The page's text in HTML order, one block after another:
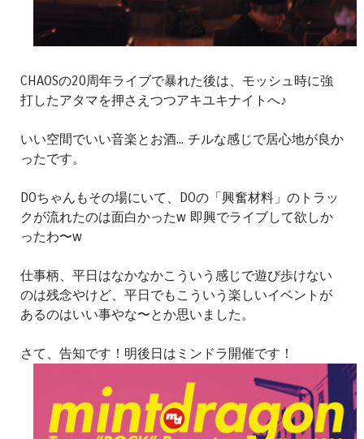
CHAOSの20周年ライブで暴れた後は、モッシュ時に強
打したアタマを押さえつつアキユキナイトへ♪
いい空間でいい音楽とお酒... チルな感じで居心地が良か
ったです。
DOちゃんもその場にいて、DOの「興奮材料」のトラッ
クが流れたのは面白かったw 即興でライブして欲しか
ったわ〜w
仕事柄、平日はなかなかこういう感じで遊び歩けない
のは残念やけど、平日でもこういう楽しいイベントが
あるのはいい事やな〜とか思いました。
さて、告知です！明後日はミンドラ開催です！